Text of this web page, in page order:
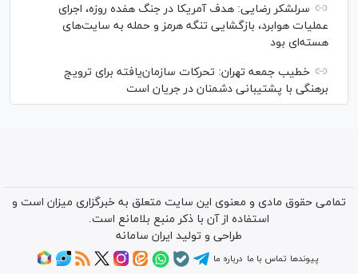
سرلشکر رضایی: هدف آمریکا در جنگ هفده روزه، اجرای
عملیات هوابرد، بازگشایی تنگه هرمز و حمله به سایت‌های
هسته‌ای بود
خطیب جمعه تهران: تحرکات سازمان‌یافته برای ترویج
برهنگی با پشتیبانی دشمنان در جریان است
تمامی حقوق مادی و معنوی این سایت متعلق به خبرگزاری میزان است و
استفاده از آن با ذکر منبع بلامانع است.
طراحی و تولید ایران سامانه
پیوندها تماس با ما درباره ما